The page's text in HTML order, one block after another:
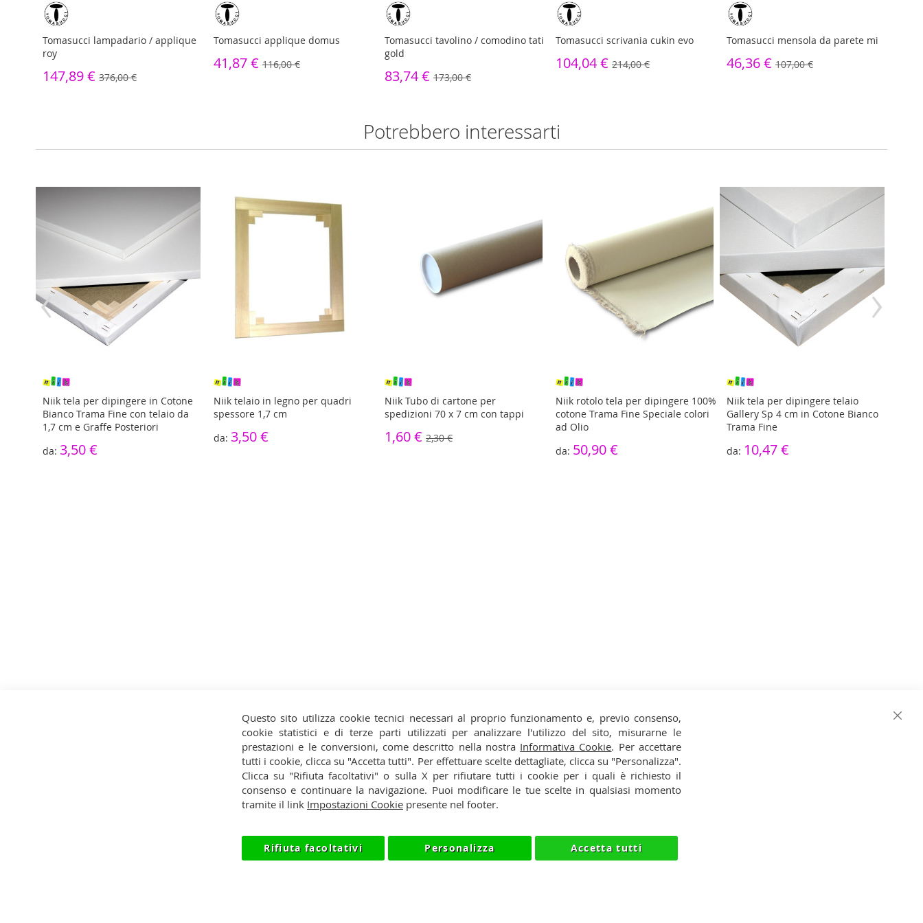
Tomasucci lampadario / applique
roy
147,89 € 376,00 €
Tomasucci applique domus
41,87 € 116,00 €
Tomasucci tavolino / comodino tati
gold
83,74 € 173,00 €
Tomasucci scrivania cukin evo
104,04 € 214,00 €
Tomasucci mensola da parete mi
46,36 € 107,00 €
Potrebbero interessarti
Niik tela per dipingere in Cotone
Bianco Trama Fine con telaio da
1,7 cm e Graffe Posteriori
3,50 €
Niik telaio in legno per quadri
spessore 1,7 cm
3,50 €
Niik Tubo di cartone per
spedizioni 70 x 7 cm con tappi
1,60 € 2,30 €
Niik rotolo tela per dipingere 100%
cotone Trama Fine Speciale colori
ad Olio
50,90 €
Niik tela per dipingere telaio
Gallery Sp 4 cm in Cotone Bianco
Trama Fine
10,47 €
‹ ›
Privacy
Recesso
Cookie
Questo sito utilizza cookie tecnici necessari al proprio funzionamento e, previo consenso,
cookie statistici e di terze parti utilizzati per analizzare l'utilizzo del sito, misurarne le
prestazioni e le conversioni, come descritto nella nostra Informativa Cookie. Per accettare
tutti i cookie, clicca su "Accetta tutti". Per effettuare scelte dettagliate, clicca su "Personalizza".
Clicca su "Rifiuta facoltativi" o sulla X per rifiutare tutti i cookie per i quali è richiesto il
consenso e continuare la navigazione. Puoi modificare le tue scelte in qualsiasi momento
tramite il link Impostazioni Cookie presente nel footer.
Accetta tutti
Personalizza
Rifiuta facoltativi